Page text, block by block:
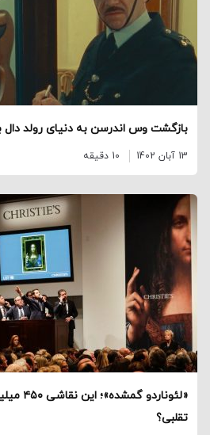
بازگشت وس اندرسن به دنیای رولد دال
13 آبان 1402 10 دقیقه
تقلبی؟